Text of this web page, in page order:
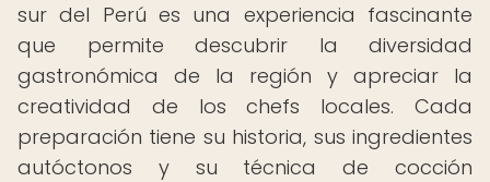
sur del Perú es una experiencia fascinante
que permite descubrir la diversidad
gastronómica de la región y apreciar la
creatividad de los chefs locales. Cada
preparación tiene su historia, sus ingredientes
autóctonos y su técnica de cocción